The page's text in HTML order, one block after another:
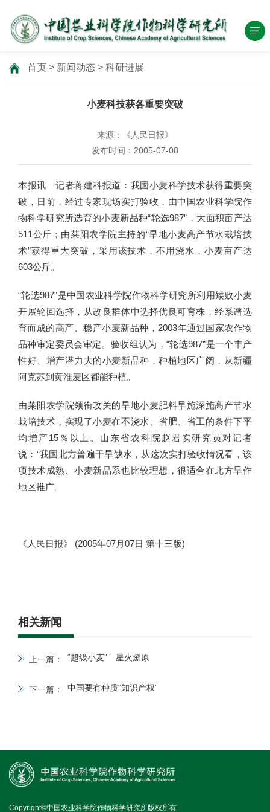
首页 > 新闻动态 > 科研进展
小麦科技获各重要突破
来源：《人民日报》
发布时间：2005-07-08
本报讯 记者蒋建科报道：我国小麦科学技术获得重要突
破，日前，经过专家现场实打验收，由中国农业科学院作
物科学研究所选育的小麦新品种“轮选987”，大面积亩产达
511公斤；由莱阳农学院主持的“旱地小麦高产节水栽培技
术”获得重大突破，采用该技术，不用浇水，小麦亩产达
603公斤。
“轮选987”是中国农业科学院作物科学研究所利用矮败小麦
开展轮回选择，从改良群体中选择优良可育株，经系谱选
育而成的高产、稳产小麦新品种，2003年通过国家农作物
品种审定委员会审定。验收组认为，“轮选987”是一个丰产
性好、增产潜力大的小麦新品种，种植地区广阔，从新疆
阿克苏到黄淮麦区都能种植。
由莱阳农学院领衔攻关的旱地小麦肥料早施深施高产节水
栽培技术，实现了小麦在不浇水、省肥、省工的条件下平
均增产15％以上。山东省农科院赵君实研究员对记者
说：“我国北方普遍干旱缺水，从这次实打验收情况看，该
项技术成熟、小麦新品系也比较理想，很适合在北方旱作
地区推广。
《人民日报》 (2005年07月07日 第十三版)
相关新闻
上一篇： “超级小麦” 星火燎原
下一篇： 中国要有种质“知识产权”
Copyright©中国农业科学院作物科学研究所版权所有